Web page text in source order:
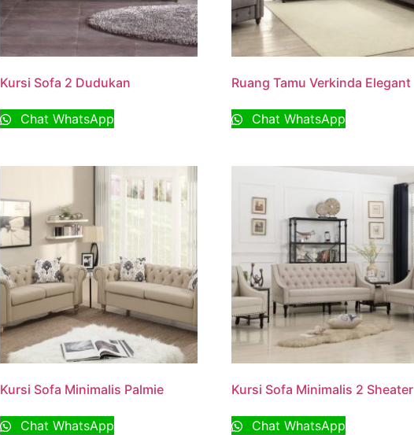
Kursi Sofa 2 Dudukan
Chat WhatsApp
Ruang Tamu Verkinda Elegant
Chat WhatsApp
Kursi Sofa Minimalis Palmie
Chat WhatsApp
Kursi Sofa Minimalis 2 Sheater
Chat WhatsApp